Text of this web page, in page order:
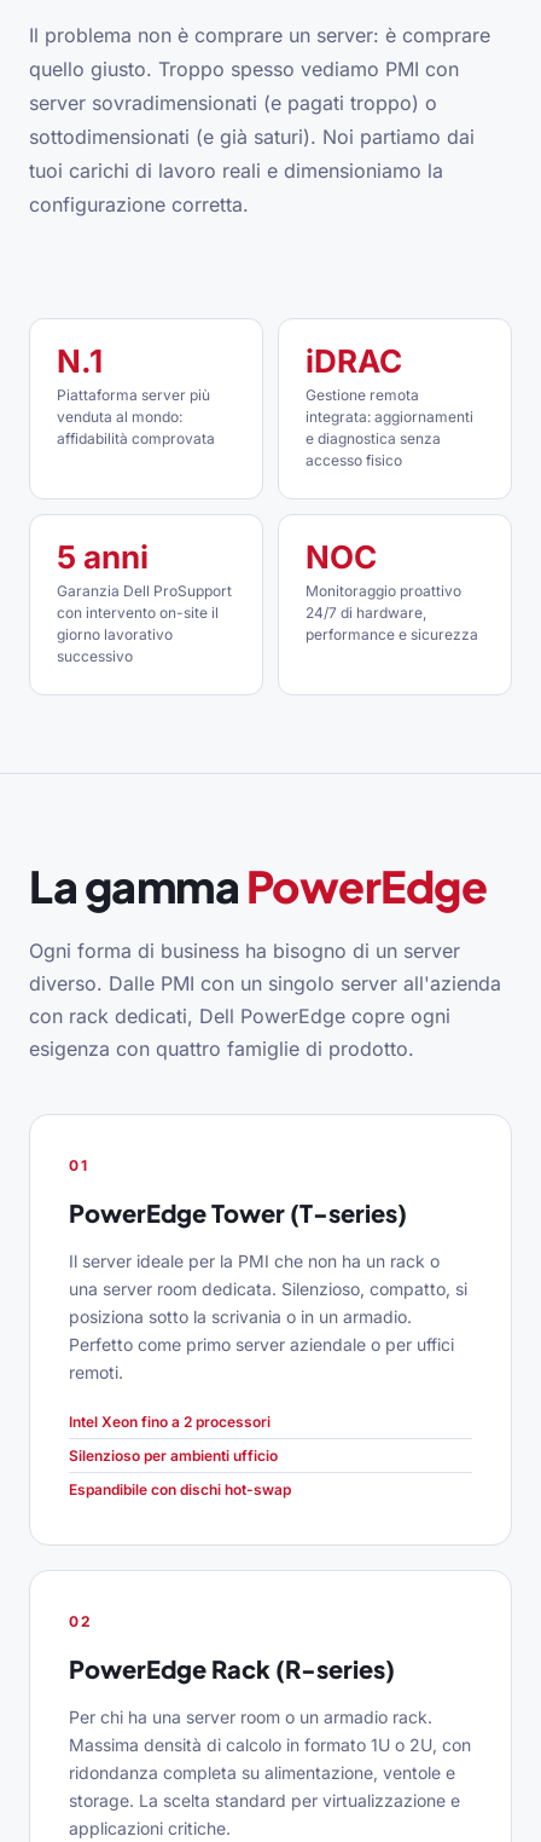
Il problema non è comprare un server: è comprare
quello giusto. Troppo spesso vediamo PMI con
server sovradimensionati (e pagati troppo) o
sottodimensionati (e già saturi). Noi partiamo dai
tuoi carichi di lavoro reali e dimensioniamo la
configurazione corretta.
N.1
Piattaforma server più
venduta al mondo:
affidabilità comprovata
iDRAC
Gestione remota
integrata: aggiornamenti
e diagnostica senza
accesso fisico
5 anni
Garanzia Dell ProSupport
con intervento on-site il
giorno lavorativo
successivo
NOC
Monitoraggio proattivo
24/7 di hardware,
performance e sicurezza
La gamma PowerEdge
Ogni forma di business ha bisogno di un server
diverso. Dalle PMI con un singolo server all'azienda
con rack dedicati, Dell PowerEdge copre ogni
esigenza con quattro famiglie di prodotto.
01
PowerEdge Tower (T-series)
Il server ideale per la PMI che non ha un rack o
una server room dedicata. Silenzioso, compatto, si
posiziona sotto la scrivania o in un armadio.
Perfetto come primo server aziendale o per uffici
remoti.
Intel Xeon fino a 2 processori
Silenzioso per ambienti ufficio
Espandibile con dischi hot-swap
02
PowerEdge Rack (R-series)
Per chi ha una server room o un armadio rack.
Massima densità di calcolo in formato 1U o 2U, con
ridondanza completa su alimentazione, ventole e
storage. La scelta standard per virtualizzazione e
applicazioni critiche.